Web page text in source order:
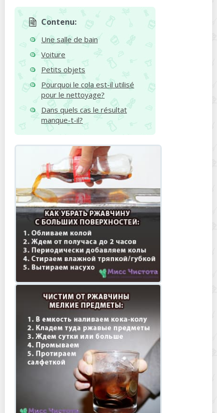
Contenu:
Une salle de bain
Voiture
Petits objets
Pourquoi le cola est-il utilisé
pour le nettoyage?
Dans quels cas le résultat
manque-t-il?